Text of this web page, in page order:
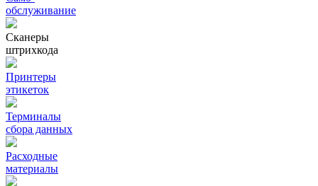
обслуживание
Сканеры
штрихкода
Принтеры
этикеток
Терминалы
сбора данных
Расходные
материалы